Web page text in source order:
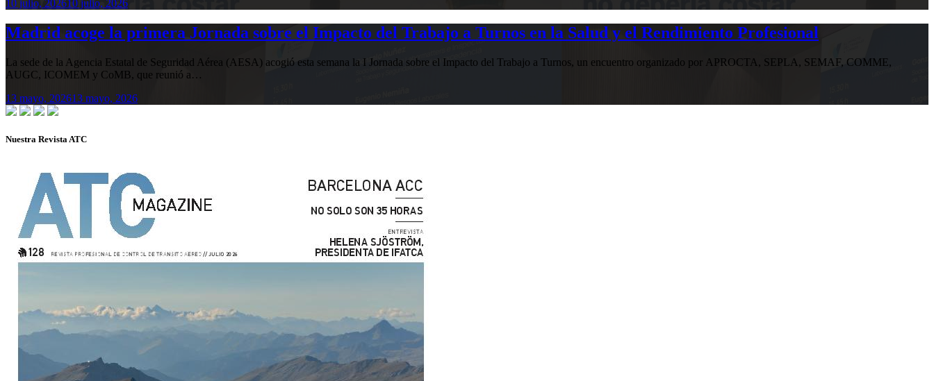
10 julio, 202610 julio, 2026
Madrid acoge la primera Jornada sobre el Impacto del Trabajo a Turnos en la Salud y el Rendimiento Profesional
La sede de la Agencia Estatal de Seguridad Aérea (AESA) acogió esta semana la I Jornada sobre el Impacto del Trabajo a Turnos, un encuentro organizado por APROCTA, SEPLA, SEMAF, COMME,
AUGC, ICOMEM y CoMB, que reunió a…
13 mayo, 202613 mayo, 2026
Nuestra Revista ATC